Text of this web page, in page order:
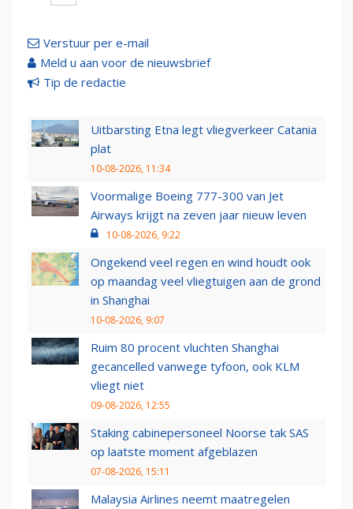
Verstuur per e-mail
Meld u aan voor de nieuwsbrief
Tip de redactie
Uitbarsting Etna legt vliegverkeer Catania
plat
10-08-2026, 11:34
Voormalige Boeing 777-300 van Jet
Airways krijgt na zeven jaar nieuw leven
10-08-2026, 9:22
Ongekend veel regen en wind houdt ook
op maandag veel vliegtuigen aan de grond
in Shanghai
10-08-2026, 9:07
Ruim 80 procent vluchten Shanghai
gecancelled vanwege tyfoon, ook KLM
vliegt niet
09-08-2026, 12:55
Staking cabinepersoneel Noorse tak SAS
op laatste moment afgeblazen
07-08-2026, 15:11
Malaysia Airlines neemt maatregelen